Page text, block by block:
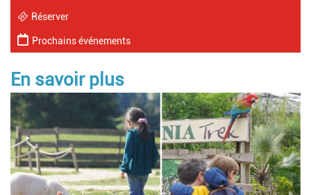
Réserver
Prochains événements
En savoir plus